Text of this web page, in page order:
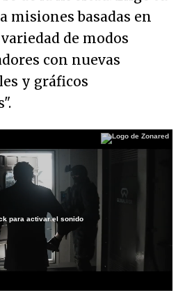
misiones basadas en
de modos
con nuevas
y gráficos
/
para activar el sonido